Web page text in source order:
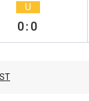
U
0:0